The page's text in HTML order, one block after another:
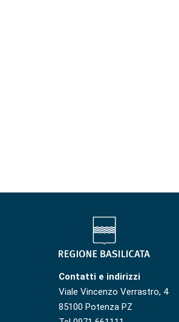
Contatti e indirizzi
Viale Vincenzo Verrastro, 4
85100 Potenza PZ